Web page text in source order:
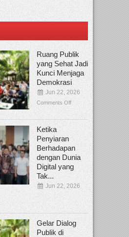
Ruang Publik
yang Sehat Jadi
Kunci Menjaga
Demokrasi
Jun 22, 2026
Comments Off
Ketika
Penyiaran
Berhadapan
dengan Dunia
Digital yang
Tak...
Jun 22, 2026
Gelar Dialog
Publik di